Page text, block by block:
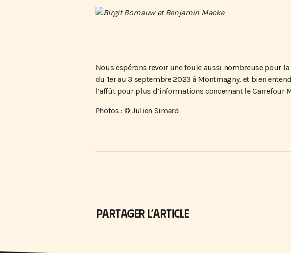
Nous espérons revoir une foule aussi nombreuse pour
du 1er au 3 septembre 2023 à Montmagny, et bien
l’affût pour plus d’informations concernant le Carrefour
Photos : © Julien Simard
PARTAGER L’ARTICLE